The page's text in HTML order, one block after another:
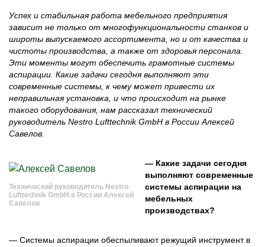
Успех и стабильная работа мебельного предприятия
зависит не только от многофункциональности станков и
широты выпускаемого ассортимента, но и от качества и
чистоты производства, а также от здоровья персонала.
Эти моменты могут обеспечить грамотные системы
аспирации. Какие задачи сегодня выполняют эти
современные системы, к чему может привести их
неправильная установка, и что происходит на рынке
такого оборудования, нам рассказал технический
руководитель Nestro Lufttechnik GmbH в России Алексей
Савелов.
Технический руководитель Nestro
Lufttechnik GmbH в России Алексей
Савелов
— Какие задачи сегодня
выполняют современные
системы аспирации на
мебельных
производствах?
— Системы аспирации обеспыливают режущий инструмент в